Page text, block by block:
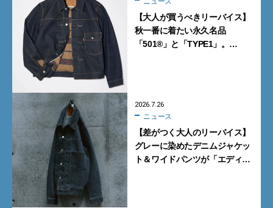
【大人が買うべきリーバイス】
秋一番に着たい永久名品
「501®」と「TYPE1」。
2026.7.26
ニュース
【差がつく大人のリーバイス】
グレーに染めたデニムジャケッ
ト＆ワイドパンツが「エディ